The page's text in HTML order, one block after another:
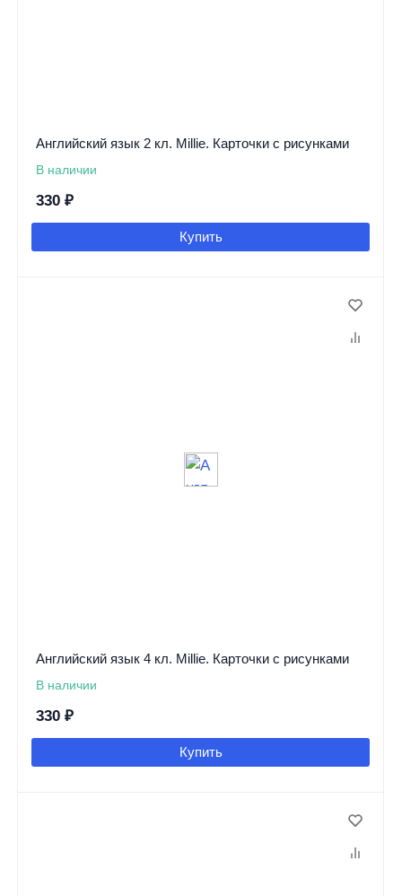
Английский язык 2 кл. Millie. Карточки с рисунками
В наличии
330 ₽
Купить
Английский язык 4 кл. Millie. Карточки с рисунками
В наличии
330 ₽
Купить